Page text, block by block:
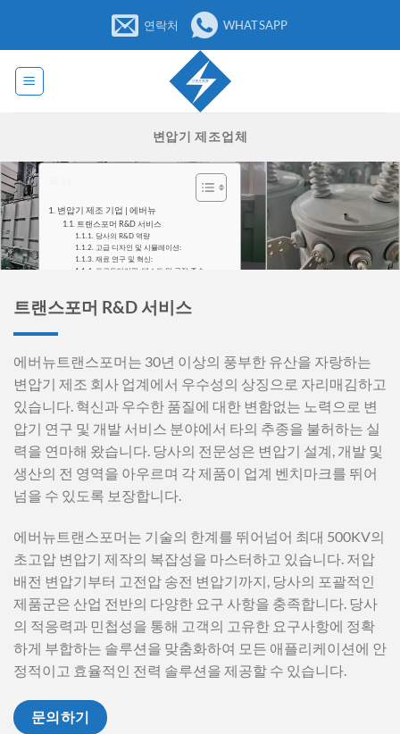
츠
기
연락처 WHATSAPP
변압기 제조업체
변압기 제조 기업 | 에버뉴
트랜스포머 R&D 서비스
당사의 R&D 역량
고급 디자인 및 시뮬레이션:
재료 연구 및 혁신:
프로토타이핑, 테스트 및 규정 준수:
제조
판매 후 서비스
지원이 필요하신가요?
24시간 연중무휴로 서비스를 제공합니다!
변압기 제조 기
업 | 에버뉴
트랜스포머 R&D 서비스
에버뉴트랜스포머는 30년 이상의 풍부한 유산을 자랑하는
변압기 제조 회사 업계에서 우수성의 상징으로 자리매김하고
있습니다. 혁신과 우수한 품질에 대한 변함없는 노력으로 변
압기 연구 및 개발 서비스 분야에서 타의 추종을 불허하는 실
력을 연마해 왔습니다. 당사의 전문성은 변압기 설계, 개발 및
생산의 전 영역을 아우르며 각 제품이 업계 벤치마크를 뛰어
넘을 수 있도록 보장합니다.
에버뉴트랜스포머는 기술의 한계를 뛰어넘어 최대 500KV의
초고압 변압기 제작의 복잡성을 마스터하고 있습니다. 저압
배전 변압기부터 고전압 송전 변압기까지, 당사의 포괄적인
제품군은 산업 전반의 다양한 요구 사항을 충족합니다. 당사
의 적응력과 민첩성을 통해 고객의 고유한 요구사항에 정확
하게 부합하는 솔루션을 맞춤화하여 모든 애플리케이션에 안
정적이고 효율적인 전력 솔루션을 제공할 수 있습니다.
문의하기